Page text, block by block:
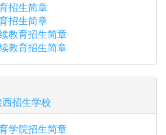
招生简章
招生简章
教育招生简章
教育招生简章
西招生学校
学院招生简章